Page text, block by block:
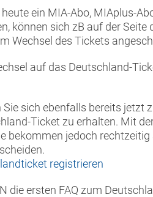
ein MIA-Abo, MIAplus-
können sich zB auf der
Wechsel des Tickets
auf das Deutschland-
sich ebenfalls bereits jetzt
Ticket zu erhalten. Mit
bekommen jedoch
registrieren
die ersten FAQ zum